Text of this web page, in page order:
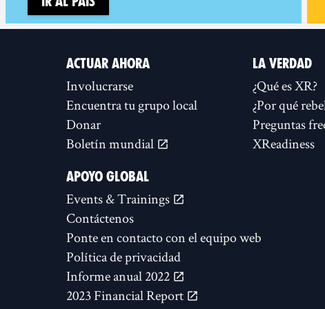
ACTUAR AHORA
Involucrarse
Encuentra tu grupo local
Donar
Boletín mundial
LA VERDAD
¿Qué es XR?
¿Por qué
Preguntas
XReadiness
APOYO GLOBAL
Events & Trainings
Contáctenos
Ponte en contacto con el equipo web
Política de privacidad
Informe anual 2022
2023 Financial Report